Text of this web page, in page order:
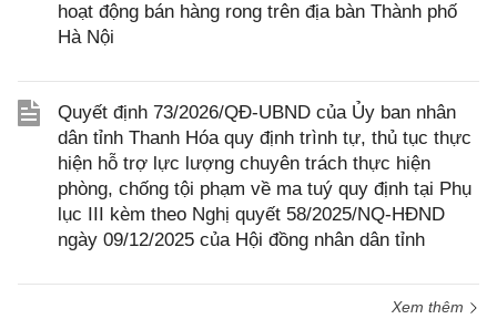
hoạt động bán hàng rong trên địa bàn Thành phố
Hà Nội
Quyết định 73/2026/QĐ-UBND của Ủy ban nhân
dân tỉnh Thanh Hóa quy định trình tự, thủ tục thực
hiện hỗ trợ lực lượng chuyên trách thực hiện
phòng, chống tội phạm về ma tuý quy định tại Phụ
lục III kèm theo Nghị quyết 58/2025/NQ-HĐND
ngày 09/12/2025 của Hội đồng nhân dân tỉnh
Xem thêm